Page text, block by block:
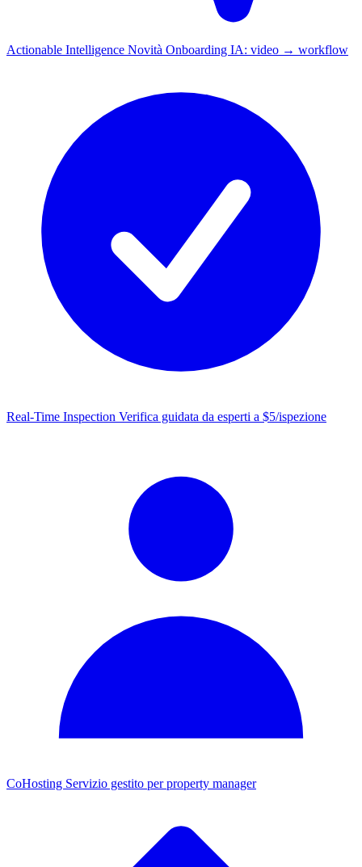
Actionable Intelligence Novità Onboarding IA: video → workflow
Real-Time Inspection Verifica guidata da esperti a $5/ispezione
CoHosting Servizio gestito per property manager